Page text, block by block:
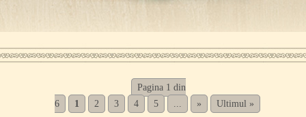
Pagina 1 din
6
1 2 3 4 5 ... » Ultimul »